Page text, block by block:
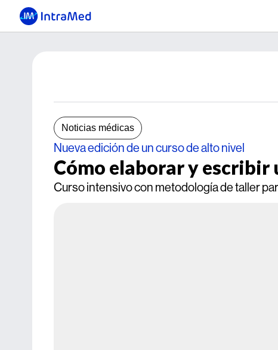
Noticias médicas
Nueva edición de un curso de alto nivel
Cómo elaborar y escribir
Curso intensivo con metodología de taller